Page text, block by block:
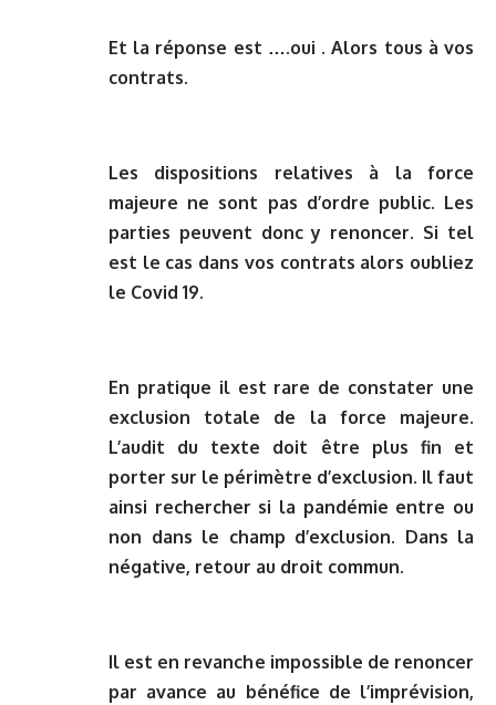
Et la réponse est ….oui . Alors tous à vos
contrats.
Les dispositions relatives à la force
majeure ne sont pas d’ordre public. Les
parties peuvent donc y renoncer. Si tel
est le cas dans vos contrats alors oubliez
le Covid 19.
En pratique il est rare de constater une
exclusion totale de la force majeure.
L’audit du texte doit être plus fin et
porter sur le périmètre d’exclusion. Il faut
ainsi rechercher si la pandémie entre ou
non dans le champ d’exclusion. Dans la
négative, retour au droit commun.
Il est en revanche impossible de renoncer
par avance au bénéfice de l’imprévision,